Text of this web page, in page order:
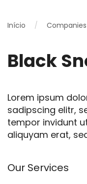
Início Companies
Black
Lorem ipsum
sadipscing elitr,
tempor invidunt
aliquyam erat,
Our Services